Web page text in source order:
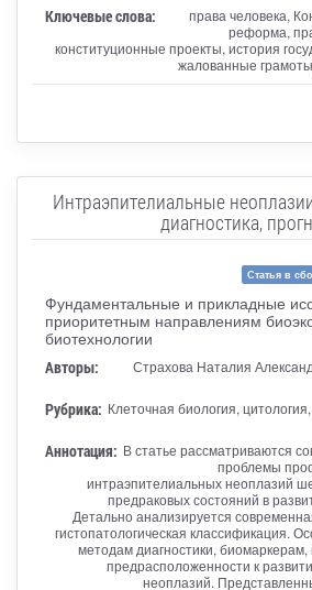
Ключевые слова:
права человека,
реформа,
конституционные проекты, история
жалованные
Интраэпителиальные
диагностика,
Статья в
Фундаментальные и прикладные
приоритетным направлениям
биотехнологии
Авторы:
Страхова Наталия
Рубрика: Клеточная биология,
Аннотация: В статье рассматриваются
проблемы
интраэпителиальных неоплазий
предраковых состояний в
Детально анализируется
гистопатологическая классификация.
методам диагностики,
предрасположенности к
неоплазий.